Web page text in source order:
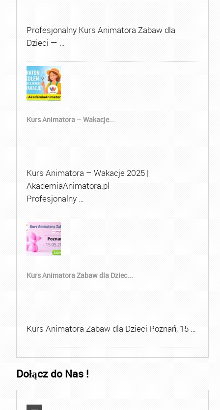
Profesjonalny Kurs Animatora Zabaw dla
Dzieci — …
Kurs Animatora – Wakacje...
Kurs Animatora – Wakacje 2025 |
AkademiaAnimatora.pl
Profesjonalny …
Kurs Animatora Zabaw dla Dziec...
Kurs Animatora Zabaw dla Dzieci Poznań, 15 …
Dołącz do Nas !